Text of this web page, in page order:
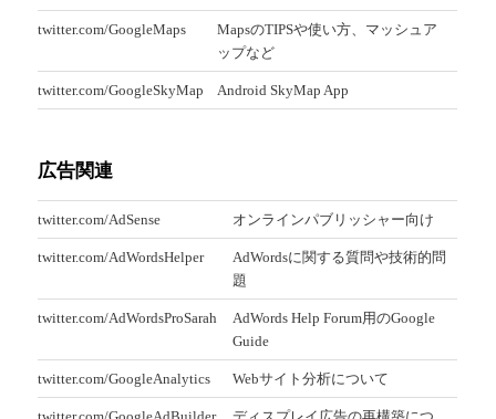
twitter.com/GoogleMaps
MapsのTIPSや使い方、マッシュア
ップなど
twitter.com/GoogleSkyMap Android SkyMap App
広告関連
twitter.com/AdSense オンラインパブリッシャー向け
twitter.com/AdWordsHelper
AdWordsに関する質問や技術的問
題
twitter.com/AdWordsProSarah
AdWords Help Forum用のGoogle
Guide
twitter.com/GoogleAnalytics Webサイト分析について